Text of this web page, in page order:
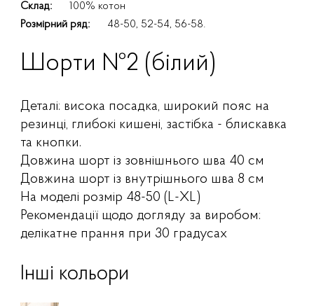
Склад:
100% котон
Розмірний ряд:
48-50, 52-54, 56-58.
Шорти №2 (білий)
Деталі: висока посадка, широкий пояс на
резинці, глибокі кишені, застібка - блискавка
та кнопки.
Довжина шорт із зовнішнього шва 40 см
Довжина шорт із внутрішнього шва 8 см
На моделі розмір 48-50 (L-XL)
Рекомендації щодо догляду за виробом:
делікатне прання при 30 градусах
Інші кольори